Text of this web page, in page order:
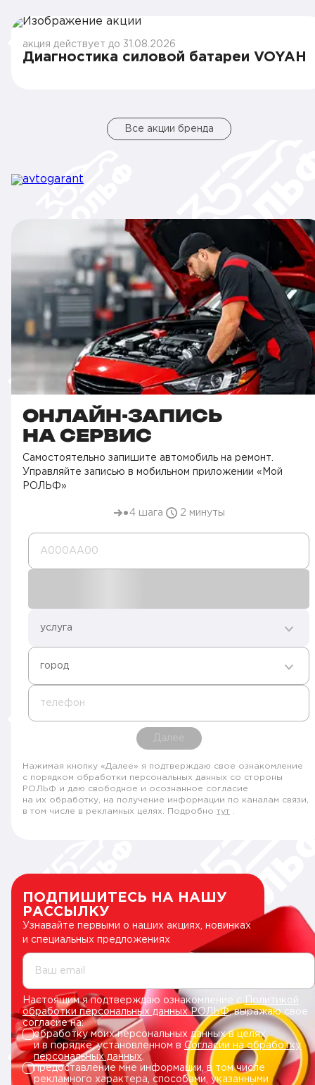
акция действует до 31.08.2026
Диагностика силовой батареи VOYAH
Все акции бренда
ОНЛАЙН-ЗАПИСЬ
НА СЕРВИС
Самостоятельно запишите автомобиль на ремонт.
Управляйте записью в мобильном приложении «Мой
РОЛЬФ»
4 шага 2 минуты
А000AA00
услуга
город
телефон
Далее
Нажимая кнопку «Далее» я подтверждаю свое ознакомление
с порядком обработки персональных данных со стороны
РОЛЬФ и даю свободное и осознанное согласие
на их обработку, на получение информации по каналам связи,
в том числе в рекламных целях. Подробно тут
ПОДПИШИТЕСЬ НА НАШУ
РАССЫЛКУ
Узнавайте первыми о наших акциях, новинках
и специальных предложениях
Ваш email
Настоящим я подтверждаю ознакомление сПолитикой
обработки персональных данных РОЛЬФ, выражаю свое
согласие на:
обработку моих персональных данных в целях
и в порядке, установленном в Согласии на обработку
персональных данных.
предоставление мне информации, в том числе
рекламного характера, способами, указанными